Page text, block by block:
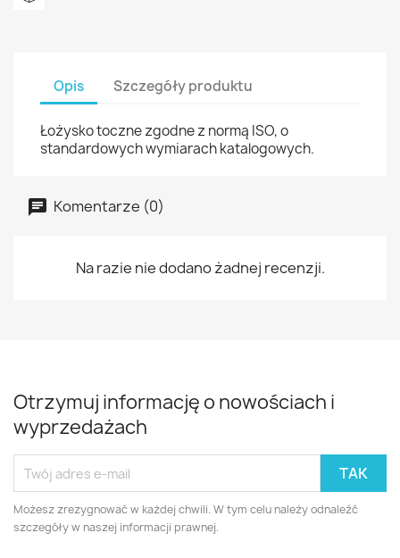
Opis Szczegóły produktu
Łożysko toczne zgodne z normą ISO, o
standardowych wymiarach katalogowych.
Komentarze (0)
Na razie nie dodano żadnej recenzji.
Otrzymuj informację o nowościach i
wyprzedażach
Możesz zrezygnować w każdej chwili. W tym celu należy odnaleźć
szczegóły w naszej informacji prawnej.